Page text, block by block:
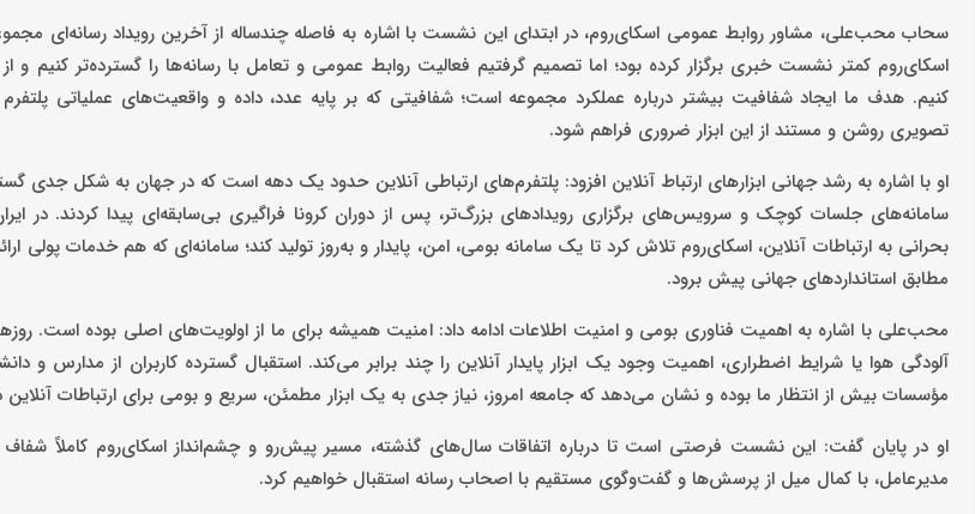
سحاب محب‌علی، مشاور روابط عمومی اسکای‌روم، در ابتدای این نشست با اشاره به فاصله چندساله از آخرین رویداد رسانه‌ای
اسکای‌روم کمتر نشست خبری برگزار کرده بود؛ اما تصمیم گرفتیم فعالیت روابط عمومی و تعامل با رسانه‌ها را گسترده‌تر کنیم و
کنیم. هدف ما ایجاد شفافیت بیشتر درباره عملکرد مجموعه است؛ شفافیتی که بر پایه عدد، داده و واقعیت‌های عملیاتی پلتفرم
تصویری روشن و مستند از این ابزار ضروری فراهم شود.
او با اشاره به رشد جهانی ابزارهای ارتباط آنلاین افزود: پلتفرم‌های ارتباطی آنلاین حدود یک دهه است که در جهان به شکل جدی
سامانه‌های جلسات کوچک و سرویس‌های برگزاری رویدادهای بزرگ‌تر، پس از دوران کرونا فراگیری بی‌سابقه‌ای پیدا کردند. در
بحرانی به ارتباطات آنلاین، اسکای‌روم تلاش کرد تا یک سامانه بومی، امن، پایدار و به‌روز تولید کند؛ سامانه‌ای که هم خدمات پولی
مطابق استانداردهای جهانی پیش برود.
محب‌علی با اشاره به اهمیت فناوری بومی و امنیت اطلاعات ادامه داد: امنیت همیشه برای ما از اولویت‌های اصلی بوده است.
آلودگی هوا یا شرایط اضطراری، اهمیت وجود یک ابزار پایدار آنلاین را چند برابر می‌کند. استقبال گسترده کاربران از مدارس و
مؤسسات بیش از انتظار ما بوده و نشان می‌دهد که جامعه امروز، نیاز جدی به یک ابزار مطمئن، سریع و بومی برای ارتباطات آنلاین
او در پایان گفت: این نشست فرصتی است تا درباره اتفاقات سال‌های گذشته، مسیر پیش‌رو و چشم‌انداز اسکای‌روم کاملاً
مدیرعامل، با کمال میل از پرسش‌ها و گفت‌وگوی مستقیم با اصحاب رسانه استقبال خواهیم کرد.